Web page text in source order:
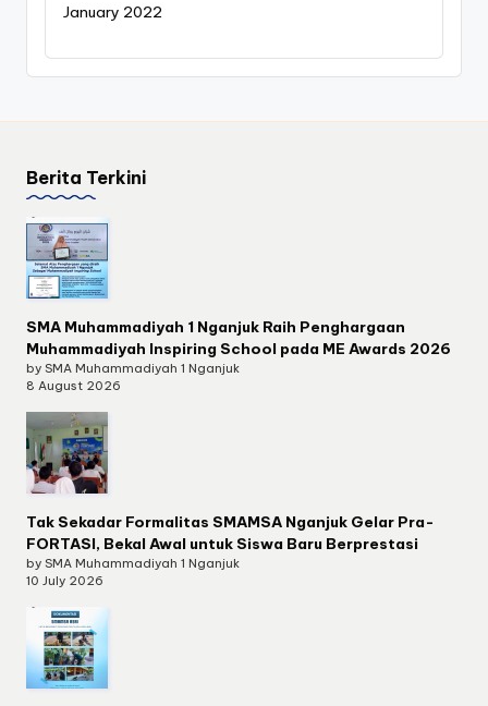
January 2022
Berita Terkini
SMA Muhammadiyah 1 Nganjuk Raih Penghargaan
Muhammadiyah Inspiring School pada ME Awards 2026
by SMA Muhammadiyah 1 Nganjuk
8 August 2026
Tak Sekadar Formalitas SMAMSA Nganjuk Gelar Pra-
FORTASI, Bekal Awal untuk Siswa Baru Berprestasi
by SMA Muhammadiyah 1 Nganjuk
10 July 2026